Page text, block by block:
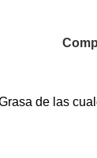
de las